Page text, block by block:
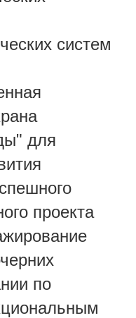
систем
для
проекта
по